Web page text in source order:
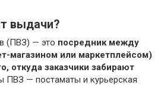
выдачи?
(ПВЗ) — это посредник между
магазином или маркетплейсом)
откуда заказчики забирают
ПВЗ — постаматы и курьерская